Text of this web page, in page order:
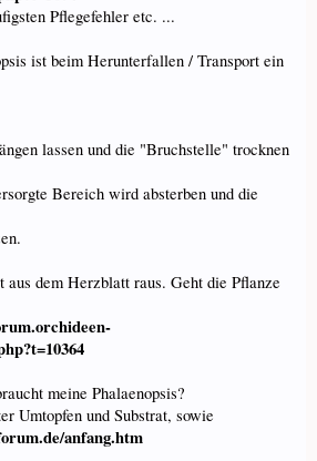
Pflegefehler etc. ...
ist beim Herunterfallen / Transport ein
lassen und die "Bruchstelle" trocknen
Bereich wird absterben und die
dem Herzblatt raus. Geht die Pflanze
meine Phalaenopsis?
Umtopfen und Substrat, sowie
anfang.htm